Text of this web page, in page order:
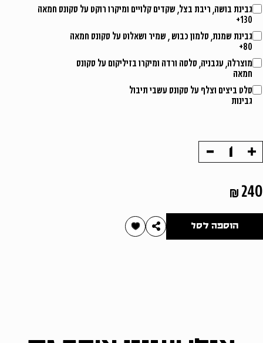
גבינת בושה, ריבת בצל, שקדים קלויים ומיקרו רוקט על סקונס חמאה
130+
גבינת שמנת, סלמון כבוש , שמיר ושאלוט על סקונס חמאה
80+
מוצרלה, עגבניה, סלסה ורדה ומיקרו בזיליקום על סקונס
חמאה
סלט ביצים וצלף על סקונס עשבי תיבול
גבינות
הוסף
החסר
240
הוספה לסל